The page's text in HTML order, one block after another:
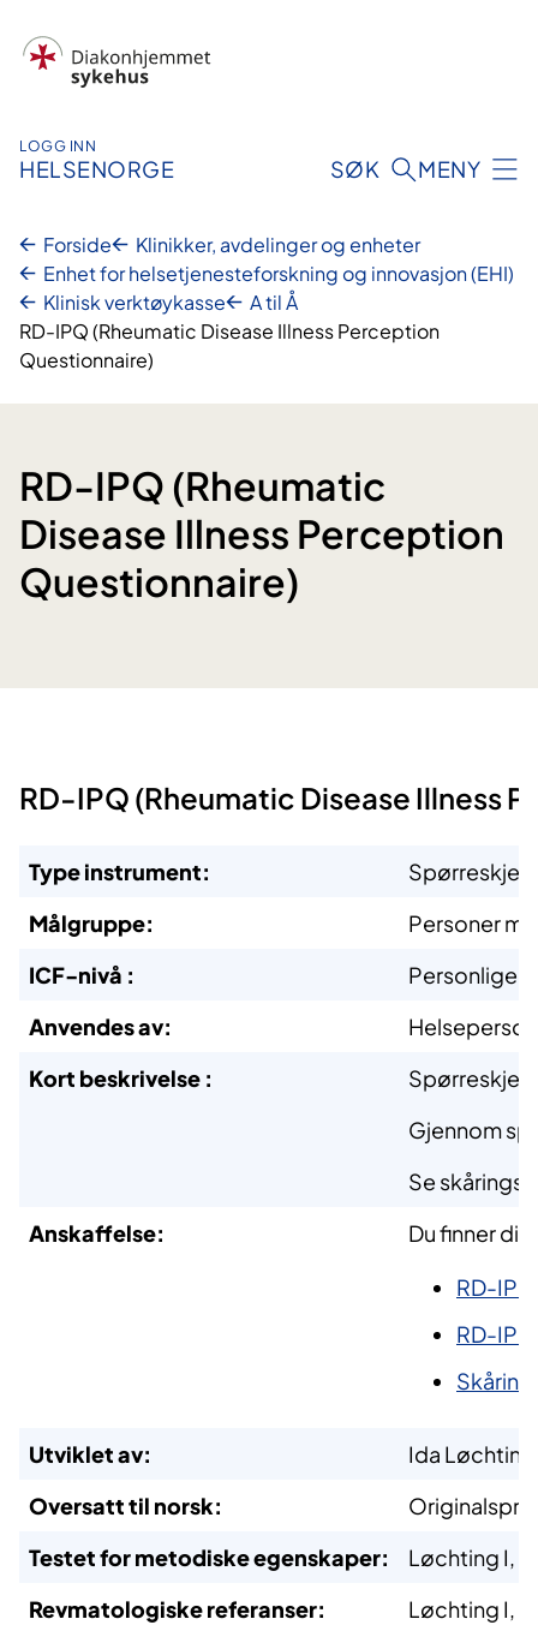
innhold
LOGG INN
HELSENORGE SØK MENY
Forside
Klinikker, avdelinger og enheter
Enhet for helsetjenesteforskning og innovasjon (EHI)
Klinisk verktøykasse
A til Å
RD-IPQ (Rheumatic Disease Illness Perception
Questionnaire)
RD-IPQ (Rheumatic
Disease Illness Perception
Questionnaire)
RD-IPQ (Rheumatic Disease Illness
Type instrument:
Målgruppe:
Personer
ICF-nivå :
Personlige
Anvendes av:
Kort beskrivelse :
Gjennom
Se
Anskaffelse:
Du finner
RD-
RD-
Utviklet av:
Ida
Oversatt til norsk:
Testet for metodiske egenskaper:
Løchting I,
Revmatologiske referanser:
Løchting I,